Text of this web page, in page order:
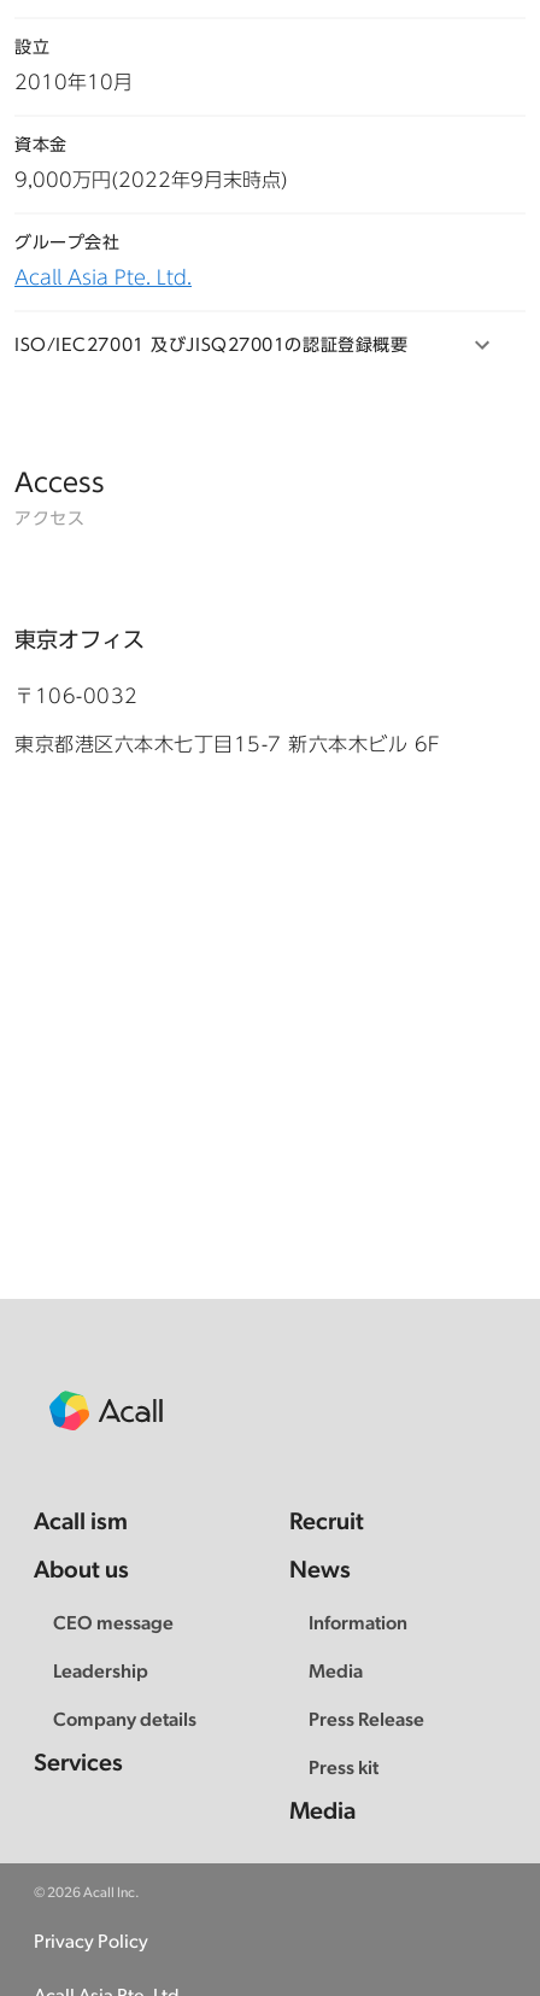
設立
2010年10月
資本金
9,000万円(2022年9月末時点)
グループ会社
Acall Asia Pte. Ltd.
ISO/IEC27001 及びJISQ27001の認証登録概要
Access
アクセス
東京オフィス
〒106-0032
東京都港区六本木七丁目15-7 新六本木ビル 6F
Acall ism
About us
CEO message
Leadership
Company details
Services
Recruit
News
Information
Media
Press Release
Press kit
Media
© 2026 Acall Inc.
Privacy Policy